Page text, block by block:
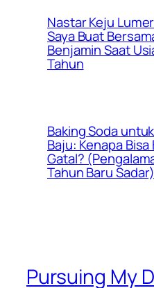
Nastar Keju
Saya Buat
Benjamin Saat
Tahun
Baking Soda
Baju: Kenapa Bisa
Gatal?
Tahun Baru Sadar)
Pursuing My